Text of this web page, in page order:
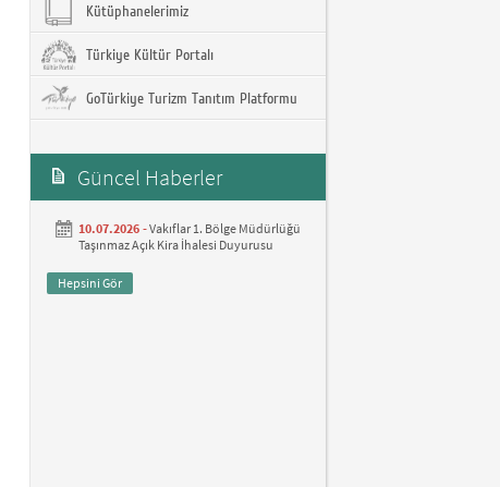
Kütüphanelerimiz
Türkiye Kültür Portalı
GoTürkiye Turizm Tanıtım Platformu
Güncel Haberler
10.07.2026 -Vakıflar 1. Bölge Müdürlüğü
Taşınmaz Açık Kira İhalesi Duyurusu
Hepsini Gör